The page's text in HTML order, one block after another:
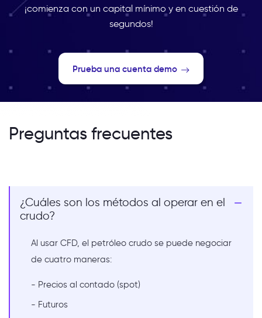
¡comienza con un capital mínimo y en cuestión de
segundos!
Prueba una cuenta demo
Preguntas frecuentes
¿Cuáles son los métodos al operar en el
crudo?
Al usar CFD, el petróleo crudo se puede negociar
de cuatro maneras:
- Precios al contado (spot)
- Futuros